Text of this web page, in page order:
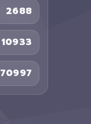
2688
10933
70997